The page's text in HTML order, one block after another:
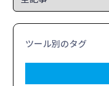
ツール別のタグ